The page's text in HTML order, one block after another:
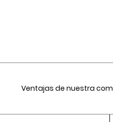
Ventajas de nuestra